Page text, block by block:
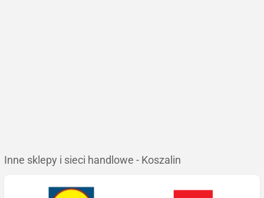
Inne sklepy i sieci handlowe - Koszalin